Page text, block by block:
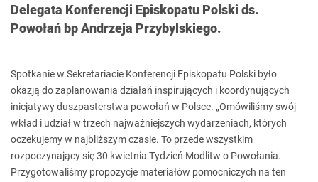
Delegata Konferencji Episkopatu Polski ds.
Powołań bp Andrzeja Przybylskiego.
Spotkanie w Sekretariacie Konferencji Episkopatu Polski było
okazją do zaplanowania działań inspirujących i koordynujących
inicjatywy duszpasterstwa powołań w Polsce. „Omówiliśmy swój
wkład i udział w trzech najważniejszych wydarzeniach, których
oczekujemy w najbliższym czasie. To przede wszystkim
rozpoczynający się 30 kwietnia Tydzień Modlitw o Powołania.
Przygotowaliśmy propozycje materiałów pomocniczych na ten